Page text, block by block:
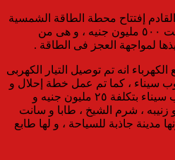
إفتتاح محطة الطاقة الشمسية
بمدينة شرم الشيخ بتكلفة تخطت ٥٠٠ مليون جنيه ، و هى من
لمواجهة العجز فى الطاقة .
انه تم توصيل التيار الكهربى
جنوب سيناء ، كما تم عمل خطة إحلال و
تجديد شبكات و توسعات بجنوب سيناء بتكلفة ٢٥ مليون جنيه و
زنيبه ، شرم الشيخ ، طابا و سانت
مدينة جاذبة للسياحة ، و لها طابع